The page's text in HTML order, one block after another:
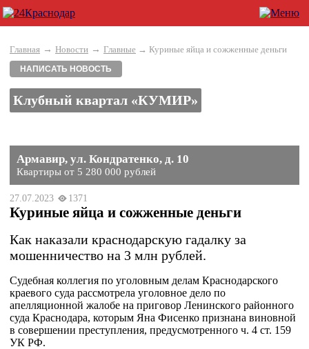
Главная → Новости → Главные → Куриные яйца и сожженные деньги
НАПИСАТЬ НОВОСТЬ
Клубный квартал «КУМИР»
Армавир, ул. Кондратенко, д. 10
Квартиры от 5 280 000 рублей
27.07.2023 1371
Куриные яйца и сожженные деньги
Как наказали краснодарскую гадалку за
мошенничество на 3 млн рублей.
Судебная коллегия по уголовным делам Краснодарского
краевого суда рассмотрела уголовное дело по
апелляционной жалобе на приговор Ленинского районного
суда Краснодара, которым Яна Фисенко признана виновной
в совершении преступления, предусмотренного ч. 4 ст. 159
УК РФ.